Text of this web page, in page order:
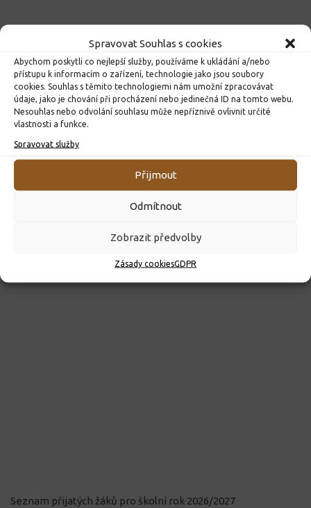
Spravovat Souhlas s cookies
Abychom poskytli co nejlepší služby, používáme k ukládání a/nebo
přístupu k informacím o zařízení, technologie jako jsou soubory
cookies. Souhlas s těmito technologiemi nám umožní zpracovávat
údaje, jako je chování při procházení nebo jedinečná ID na tomto webu.
Nesouhlas nebo odvolání souhlasu může nepříznivě ovlivnit určité
vlastnosti a funkce.
Spravovat služby
Přijmout
Odmítnout
Zobrazit předvolby
Zásady cookiesGDPR
10. 4. 2026
Seznam přijatých žáků pro školní rok 2026/2027